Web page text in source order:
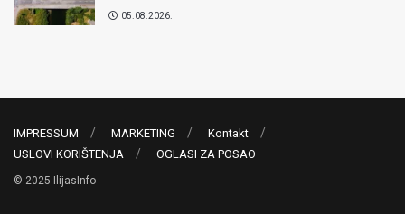
05.08.2026.
IMPRESSUM MARKETING
Kontakt
USLOVI KORIŠTENJA
OGLASI ZA POSAO
© 2025 IlijasInfo